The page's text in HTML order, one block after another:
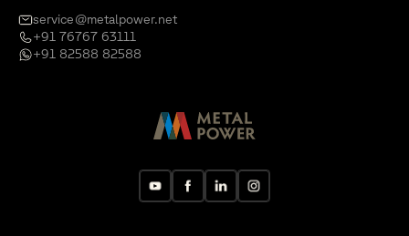
service@metalpower.net
+91 76767 63111
+91 82588 82588